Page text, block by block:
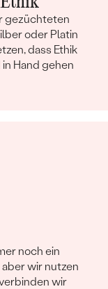
gezüchteten
oder Platin
dass Ethik
Hand gehen
noch ein
wir nutzen
wir